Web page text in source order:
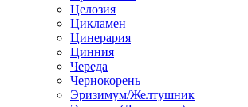
Целозия
Цикламен
Цинерария
Цинния
Череда
Чернокорень
Эризимум/Желтушник